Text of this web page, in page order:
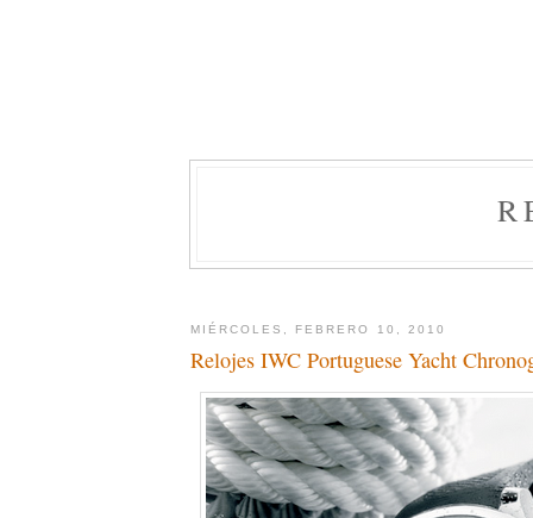
MIÉRCOLES, FEBRERO 10, 2010
Relojes IWC Portuguese Yacht